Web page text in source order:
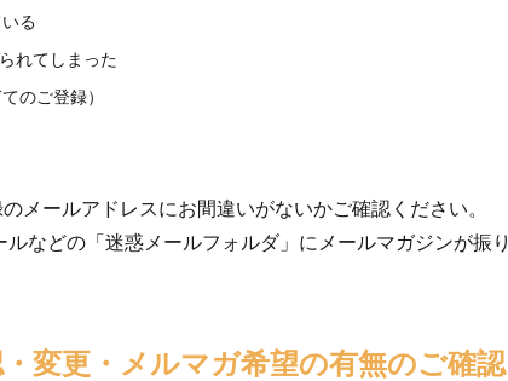
る
れてしまった
のご登録）
メールアドレスにお間違いがないかご確認ください。
などの「迷惑メールフォルダ」にメールマガジンが振り
・変更・メルマガ希望の有無のご確認